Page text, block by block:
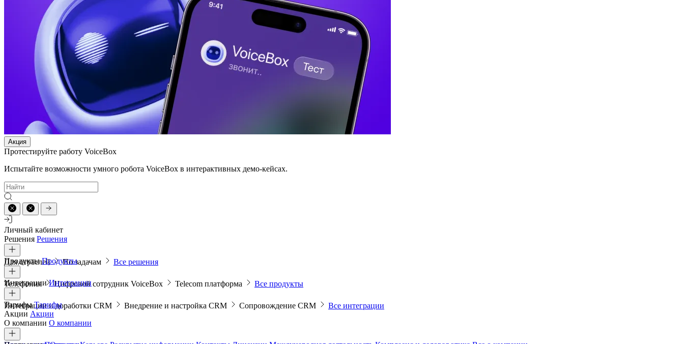
Акция
Протестируйте работу VoiceBox
Испытайте возможности умного робота VoiceBox в интерактивных демо-кейсах.
Личный кабинет
Решения Решения
Для отраслей По задачам Все решения
ПродуктыПродукты
Телефония Цифровой сотрудник VoiceBox Telecom платформа Все продукты
ИнтеграцииИнтеграции
Интеграции и доработки CRM Внедрение и настройка CRM Сопровождение CRM Все интеграции
ТарифыТарифы
Акции Акции
О компании О компании